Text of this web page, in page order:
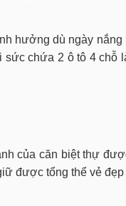
hưởng dù ngày
chứa 2 ô tô 4 chỗ
của căn biệt thự
được tổng thể vẻ